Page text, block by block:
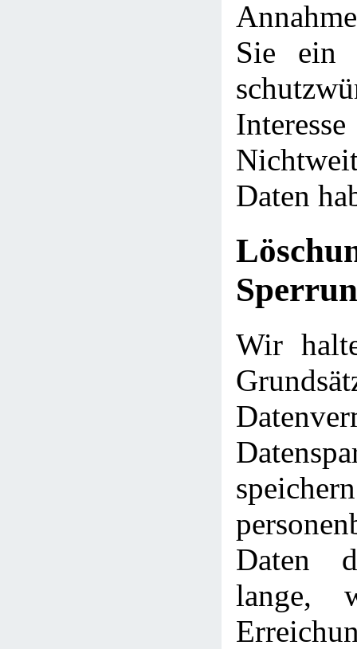
Sie ein
Daten
Wir
Daten
lange,